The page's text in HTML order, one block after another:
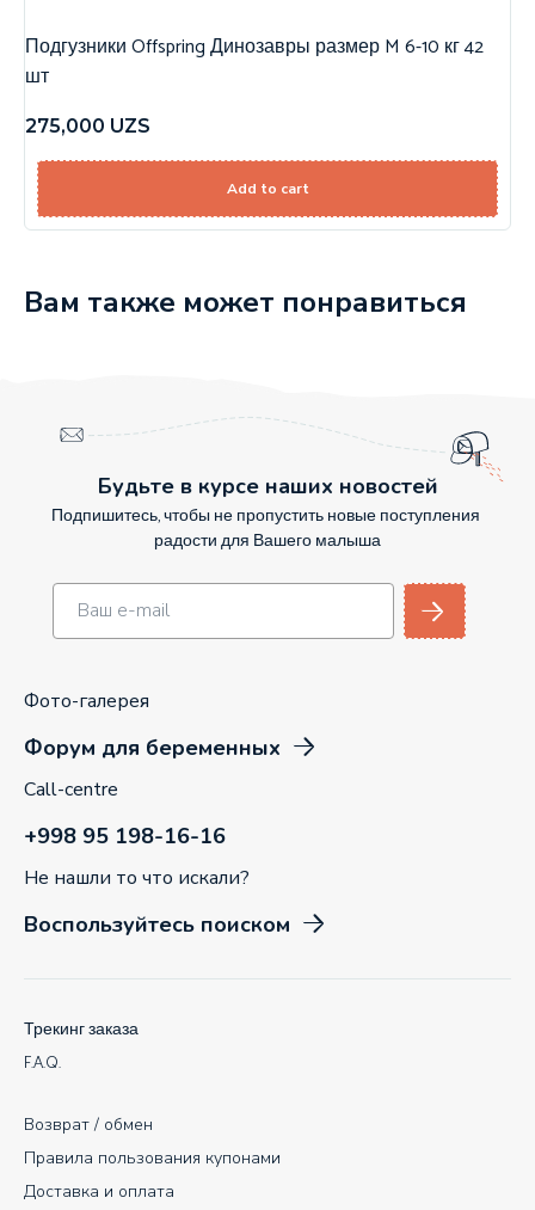
Подгузники Offspring Динозавры размер M 6-10 кг 42
шт
275,000 UZS
Add to cart
Вам также может понравиться
Будьте в курсе наших новостей
Подпишитесь, чтобы не пропустить новые поступления
радости для Вашего малыша
Фото-галерея
Форум для беременных
Call-centre
+998 95 198-16-16
Не нашли то что искали?
Воспользуйтесь поиском
Возврат / обмен
Правила пользования купонами
Доставка и оплата
Трекинг заказа
F.A.Q.